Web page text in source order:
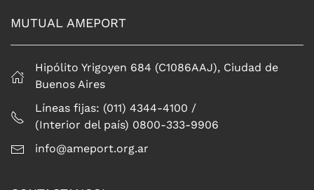
MUTUAL AMEPORT
Hipólito Yrigoyen 684 (C1086AAJ), Ciudad de
Buenos Aires
Líneas fijas: (011) 4344-4100 /
(Interior del país) 0800-333-9906
info@ameport.org.ar